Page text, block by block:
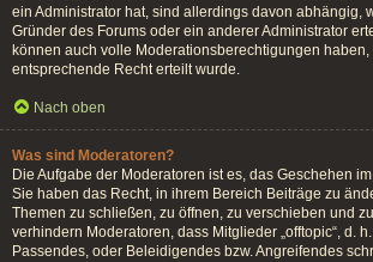
ein Administrator hat, sind allerdings davon abhängig,
Gründer des Forums oder ein anderer Administrator
können auch volle Moderationsberechtigungen
entsprechende Recht erteilt wurde.
Nach oben
Was sind Moderatoren?
Die Aufgabe der Moderatoren ist es, das Geschehen
Sie haben das Recht, in ihrem Bereich Beiträge zu
Themen zu schließen, zu öffnen, zu verschieben und
verhindern Moderatoren, dass Mitglieder „offtopic“, d.
Passendes, oder Beleidigendes bzw. Angreifendes